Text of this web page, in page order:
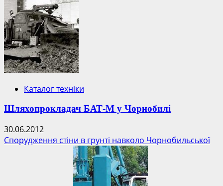
Каталог техніки
Шляхопрокладач БАТ-М у Чорнобилі
30.06.2012
Спорудження стіни в грунті навколо Чорнобильської